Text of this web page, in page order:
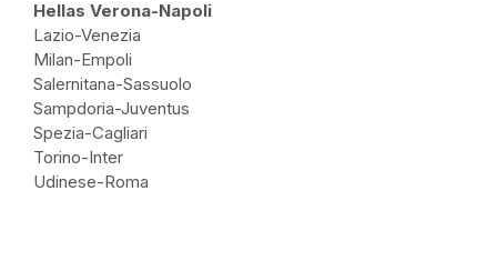
Hellas Verona-Napoli
Lazio-Venezia
Milan-Empoli
Salernitana-Sassuolo
Sampdoria-Juventus
Spezia-Cagliari
Torino-Inter
Udinese-Roma